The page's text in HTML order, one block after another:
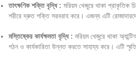
রোগ প্রতিরোধে সাহায্য করে। নিচে এর কিছু উপকারিতা
তাৎক্ষণিক শক্তি বৃদ্ধি : মরিয়ম খেজুরে থাকা
শরীরে দ্রুত শক্তি সরবরাহ করে। এজন্য এটি
মস্তিষ্কের কার্যক্ষমতা বৃদ্ধি : মরিয়ম খেজুরে থাকা
গঠন ও কার্যকারিতা উন্নত করতে সাহায্য করে। এটি